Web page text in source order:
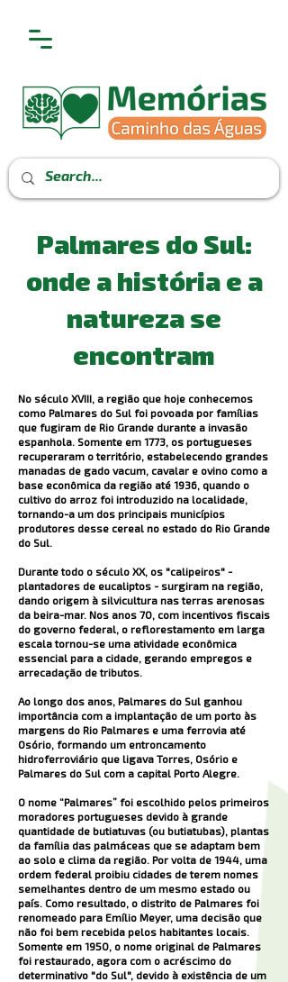
Palmares do Sul:
onde a história e a
natureza se
encontram
No século XVIII, a região que hoje conhecemos
como Palmares do Sul foi povoada por famílias
que fugiram de Rio Grande durante a invasão
espanhola. Somente em 1773, os portugueses
recuperaram o território, estabelecendo grandes
manadas de gado vacum, cavalar e ovino como a
base econômica da região até 1936, quando o
cultivo do arroz foi introduzido na localidade,
tornando-a um dos principais municípios
produtores desse cereal no estado do Rio Grande
do Sul.
Durante todo o século XX, os "calipeiros" -
plantadores de eucaliptos - surgiram na região,
dando origem à silvicultura nas terras arenosas
da beira-mar. Nos anos 70, com incentivos fiscais
do governo federal, o reflorestamento em larga
escala tornou-se uma atividade econômica
essencial para a cidade, gerando empregos e
arrecadação de tributos.
Ao longo dos anos, Palmares do Sul ganhou
importância com a implantação de um porto às
margens do Rio Palmares e uma ferrovia até
Osório, formando um entroncamento
hidroferroviário que ligava Torres, Osório e
Palmares do Sul com a capital Porto Alegre.
O nome “Palmares” foi escolhido pelos primeiros
moradores portugueses devido à grande
quantidade de butiatuvas (ou butiatubas), plantas
da família das palmáceas que se adaptam bem
ao solo e clima da região. Por volta de 1944, uma
ordem federal proibiu cidades de terem nomes
semelhantes dentro de um mesmo estado ou
país. Como resultado, o distrito de Palmares foi
renomeado para Emílio Meyer, uma decisão que
não foi bem recebida pelos habitantes locais.
Somente em 1950, o nome original de Palmares
foi restaurado, agora com o acréscimo do
determinativo "do Sul", devido à existência de um